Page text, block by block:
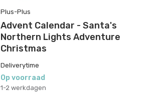
Plus-Plus
Advent Calendar - Santa's
Northern Lights Adventure
Christmas
Deliverytime
Op voorraad
1-2 werkdagen